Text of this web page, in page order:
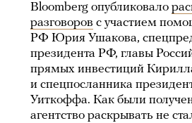
Bloomberg опубликовало
разговоров с участием
РФ Юрия Ушакова,
президента РФ, главы
прямых инвестиций
и спецпосланника
Уиткоффа. Как были
агентство раскрывать не